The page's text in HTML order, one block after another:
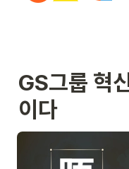
GS그룹 혁
이다